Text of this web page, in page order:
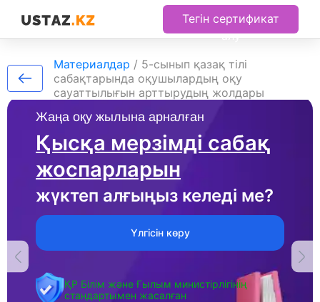
Тегін сертификат
алу
Жаңа оқу жылына арналған
Қысқа мерзімді сабақ
жоспарларын
жүктеп алғыңыз келеді ме?
Үлгісін көру
ҚР Білім және Ғылым министірлігінің
стандартымен жасалған
Материалдар / 5-сынып қазақ тілі
сабақтарында оқушылардың оқу
сауаттылығын арттырудың жолдары